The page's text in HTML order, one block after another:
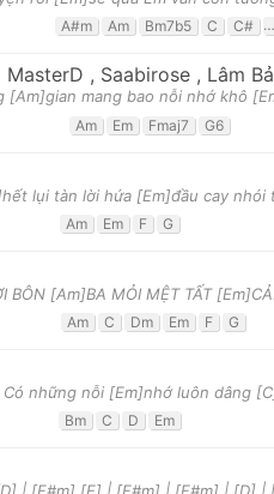
A#m Am Bm7b5 C C#
MasterD , Saabirose , Lâm
mang bao nỗi nhớ khô
Am Em Fmaj7 G6
lụi tàn lời hứa [Em]đầu cay nhói
Am Em F G
BÔN [Am]BA MỎI MỆT TẤT
Am C Dm Em F G
những nỗi [Em]nhớ luôn dâng
Bm C D Em